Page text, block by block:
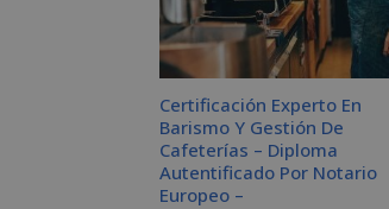
Certificación Experto En
Barismo Y Gestión De
Cafeterías – Diploma
Autentificado Por Notario
Europeo –